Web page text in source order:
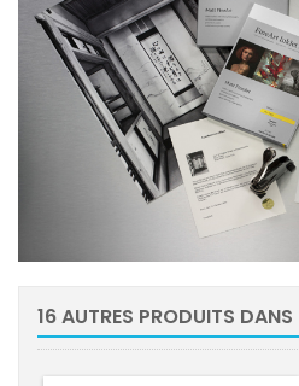
16 AUTRES PRODUITS